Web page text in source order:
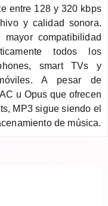
entre 128 y 320 kbps
y calidad sonora.
compatibilidad
todos los
smart TVs y
A pesar de
u Opus que ofrecen
MP3 sigue siendo el
de música.